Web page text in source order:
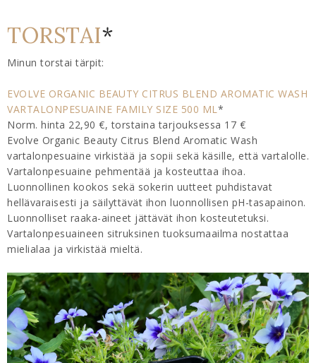
TORSTAI*
Minun torstai tärpit:
EVOLVE ORGANIC BEAUTY CITRUS BLEND AROMATIC WASH
VARTALONPESUAINE FAMILY SIZE 500 ML*
Norm. hinta 22,90 €, torstaina tarjouksessa 17 €
Evolve Organic Beauty Citrus Blend Aromatic Wash
vartalonpesuaine virkistää ja sopii sekä käsille, että vartalolle.
Vartalonpesuaine pehmentää ja kosteuttaa ihoa.
Luonnollinen kookos sekä sokerin uutteet puhdistavat
hellävaraisesti ja säilyttävät ihon luonnollisen pH-tasapainon.
Luonnolliset raaka-aineet jättävät ihon kosteutetuksi.
Vartalonpesuaineen sitruksinen tuoksumaailma nostattaa
mielialaa ja virkistää mieltä.